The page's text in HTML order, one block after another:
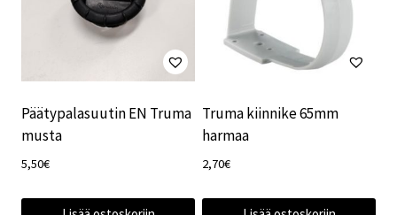
Päätypalasuutin EN Truma
musta
5,50€
Truma kiinnike 65mm
harmaa
2,70€